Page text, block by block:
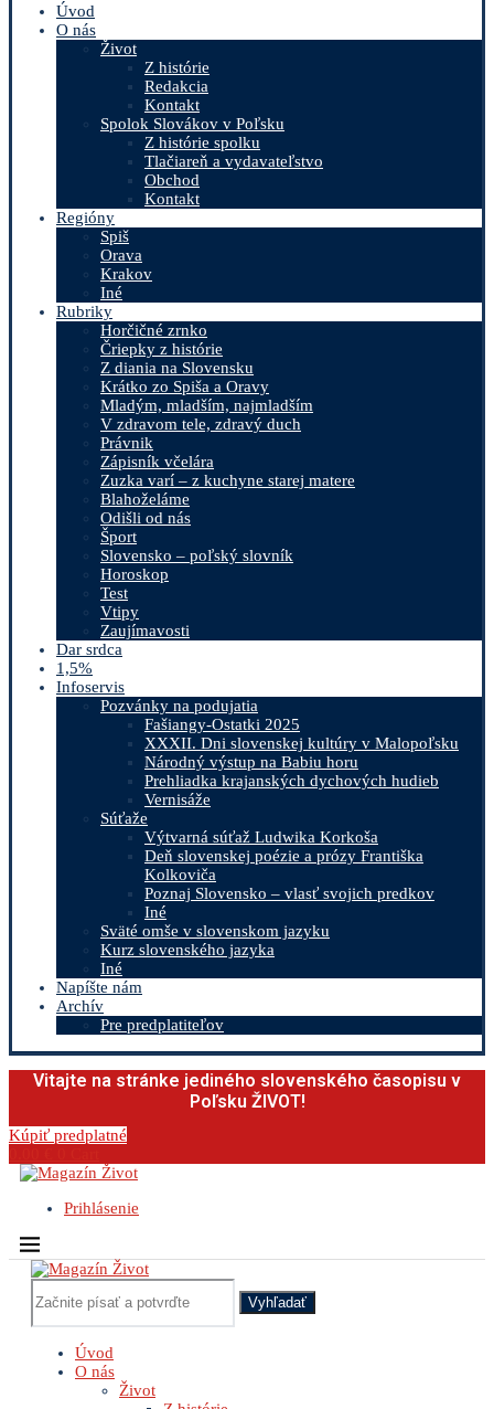
Úvod
O nás
Život
Z histórie
Redakcia
Kontakt
Spolok Slovákov v Poľsku
Z histórie spolku
Tlačiareň a vydavateľstvo
Obchod
Kontakt
Regióny
Spiš
Orava
Krakov
Iné
Rubriky
Horčičné zrnko
Čriepky z histórie
Z diania na Slovensku
Krátko zo Spiša a Oravy
Mladým, mladším, najmladším
V zdravom tele, zdravý duch
Právnik
Zápisník včelára
Zuzka varí – z kuchyne starej matere
Blahoželáme
Odišli od nás
Šport
Slovensko – poľský slovník
Horoskop
Test
Vtipy
Zaujímavosti
Dar srdca
1,5%
Infoservis
Pozvánky na podujatia
Fašiangy-Ostatki 2025
XXXII. Dni slovenskej kultúry v Malopoľsku
Národný výstup na Babiu horu
Prehliadka krajanských dychových hudieb
Vernisáže
Súťaže
Výtvarná súťaž Ludwika Korkoša
Deň slovenskej poézie a prózy Františka
Kolkoviča
Poznaj Slovensko – vlasť svojich predkov
Iné
Sväté omše v slovenskom jazyku
Kurz slovenského jazyka
Iné
Napíšte nám
Archív
Pre predplatiteľov
Vitajte na stránke jediného slovenského časopisu v
Poľsku ŽIVOT!
Kúpiť predplatné
Prihlásenie
Vyhľadať
Úvod
O nás
Život